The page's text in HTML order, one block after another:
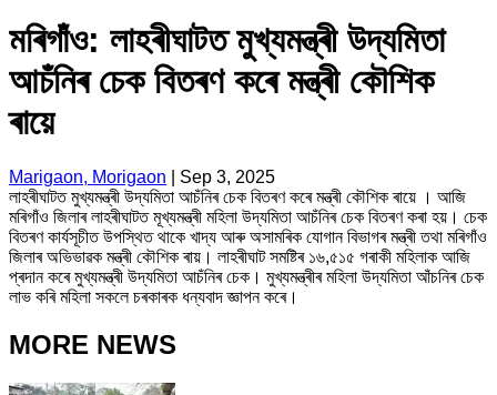
মৰিগাঁও: লাহৰীঘাটত মুখ্যমন্ত্ৰী উদ্যমিতা
আচঁনিৰ চেক বিতৰণ কৰে মন্ত্ৰী কৌশিক
ৰায়ে
Marigaon, Morigaon
Sep 3, 2025
লাহৰীঘাটত মুখ্যমন্ত্ৰী উদ্যমিতা আচঁনিৰ চেক বিতৰণ কৰে মন্ত্ৰী কৌশিক ৰায়ে । আজি
মৰিগাঁও জিলাৰ লাহৰীঘাটত মূখ্যমন্ত্ৰী মহিলা উদ্যমিতা আচঁনিৰ চেক বিতৰণ কৰা হয়। চেক
বিতৰণ কাৰ্যসূচীত উপস্থিত থাকে খাদ্য আৰু অসামৰিক যোগান বিভাগৰ মন্ত্ৰী তথা মৰিগাঁও
জিলাৰ অভিভাৱক মন্ত্ৰী কৌশিক ৰায়। লাহৰীঘাট সমষ্টিৰ ১৬,৫১৫ গৰাকী মহিলাক আজি
প্ৰদান কৰে মুখ্যমন্ত্ৰী উদ্যমিতা আচঁনিৰ চেক। মুখ্যমন্ত্ৰীৰ মহিলা উদ্যমিতা আঁচনিৰ চেক
লাভ কৰি মহিলা সকলে চৰকাৰক ধন্যবাদ জ্ঞাপন কৰে।
MORE NEWS